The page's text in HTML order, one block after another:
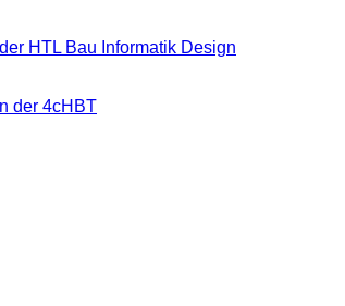
HTL Bau Informatik Design
der 4cHBT